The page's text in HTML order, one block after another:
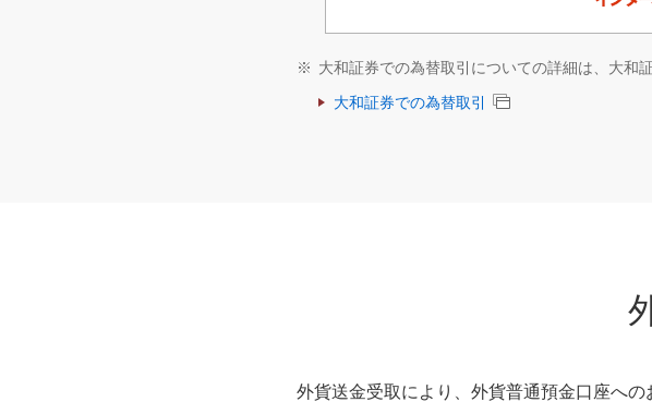
※ 大和証券での為替取引についての詳細は、大和
大和証券での為替取引
外貨送金受取により、外貨普通預金口座への